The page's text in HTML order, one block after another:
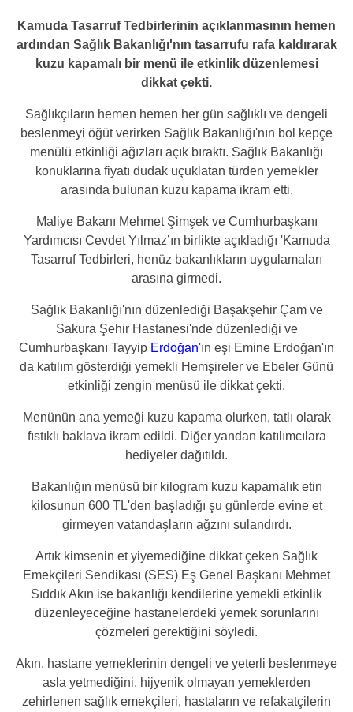
Kamuda Tasarruf Tedbirlerinin açıklanmasının hemen
ardından Sağlık Bakanlığı'nın tasarrufu rafa kaldırarak
kuzu kapamalı bir menü ile etkinlik düzenlemesi
dikkat çekti.
Sağlıkçıların hemen hemen her gün sağlıklı ve dengeli
beslenmeyi öğüt verirken Sağlık Bakanlığı'nın bol kepçe
menülü etkinliği ağızları açık bıraktı. Sağlık Bakanlığı
konuklarına fiyatı dudak uçuklatan türden yemekler
arasında bulunan kuzu kapama ikram etti.
Maliye Bakanı Mehmet Şimşek ve Cumhurbaşkanı
Yardımcısı Cevdet Yılmaz’ın birlikte açıkladığı 'Kamuda
Tasarruf Tedbirleri, henüz bakanlıkların uygulamaları
arasına girmedi.
Sağlık Bakanlığı'nın düzenlediği Başakşehir Çam ve
Sakura Şehir Hastanesi'nde düzenlediği ve
Cumhurbaşkanı Tayyip Erdoğan'ın eşi Emine Erdoğan'ın
da katılım gösterdiği yemekli Hemşireler ve Ebeler Günü
etkinliği zengin menüsü ile dikkat çekti.
Menünün ana yemeği kuzu kapama olurken, tatlı olarak
fıstıklı baklava ikram edildi. Diğer yandan katılımcılara
hediyeler dağıtıldı.
Bakanlığın menüsü bir kilogram kuzu kapamalık etin
kilosunun 600 TL'den başladığı şu günlerde evine et
girmeyen vatandaşların ağzını sulandırdı.
Artık kimsenin et yiyemediğine dikkat çeken Sağlık
Emekçileri Sendikası (SES) Eş Genel Başkanı Mehmet
Sıddık Akın ise bakanlığı kendilerine yemekli etkinlik
düzenleyeceğine hastanelerdeki yemek sorunlarını
çözmeleri gerektiğini söyledi.
Akın, hastane yemeklerinin dengeli ve yeterli beslenmeye
asla yetmediğini, hijyenik olmayan yemeklerden
zehirlenen sağlık emekçileri, hastaların ve refakatçilerin